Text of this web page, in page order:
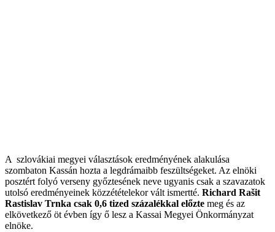
A szlovákiai megyei választások eredményének alakulása
szombaton Kassán hozta a legdrámaibb feszültségeket. Az elnöki
posztért folyó verseny győztesének neve ugyanis csak a szavazatok
utolsó eredményeinek közzétételekor vált ismertté. Richard Rašit
Rastislav Trnka csak 0,6 tized százalékkal előzte meg és az
elkövetkező öt évben így ő lesz a Kassai Megyei Önkormányzat
elnöke.